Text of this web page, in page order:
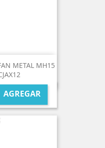
METAL MH15
AGREGAR